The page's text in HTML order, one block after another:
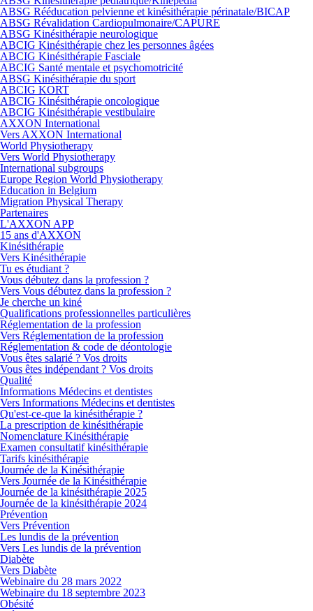
ABSG Rééducation pelvienne et kinésithérapie périnatale/BICAP
ABSG Révalidation Cardiopulmonaire/CAPURE
ABSG Kinésithérapie neurologique
ABCIG Kinésithérapie chez les personnes âgées
ABCIG Kinésithérapie Fasciale
ABCIG Santé mentale et psychomotricité
ABSG Kinésithérapie du sport
ABCIG KORT
ABCIG Kinésithérapie oncologique
ABCIG Kinésithérapie vestibulaire
AXXON International
Vers AXXON International
World Physiotherapy
Vers World Physiotherapy
International subgroups
Europe Region World Physiotherapy
Education in Belgium
Migration Physical Therapy
Partenaires
L'AXXON APP
15 ans d'AXXON
Kinésithérapie
Vers Kinésithérapie
Tu es étudiant ?
Vous débutez dans la profession ?
Vers Vous débutez dans la profession ?
Je cherche un kiné
Qualifications professionnelles particulières
Réglementation de la profession
Vers Réglementation de la profession
Réglementation & code de déontologie
Vous êtes salarié ? Vos droits
Vous êtes indépendant ? Vos droits
Qualité
Informations Médecins et dentistes
Vers Informations Médecins et dentistes
Qu'est-ce-que la kinésithérapie ?
La prescription de kinésithérapie
Nomenclature Kinésithérapie
Examen consultatif kinésithérapie
Tarifs kinésithérapie
Journée de la Kinésithérapie
Vers Journée de la Kinésithérapie
Journée de la kinésithérapie 2025
Journée de la kinésithérapie 2024
Prévention
Vers Prévention
Les lundis de la prévention
Vers Les lundis de la prévention
Diabète
Vers Diabète
Webinaire du 28 mars 2022
Webinaire du 18 septembre 2023
Obésité